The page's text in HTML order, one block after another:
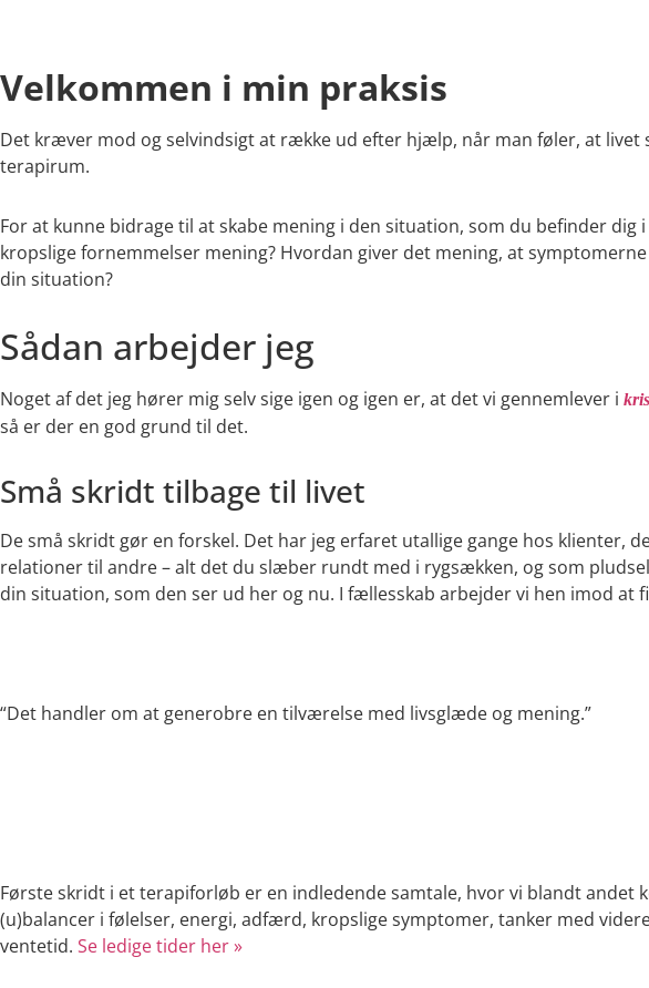
Velkommen i min praksis
Det kræver mod og selvindsigt at række ud efter hjælp, når man føler, at
terapirum.
For at kunne bidrage til at skabe mening i den situation, som du befinder
kropslige fornemmelser mening? Hvordan giver det mening, at
din situation?
Sådan arbejder jeg
Noget af det jeg hører mig selv sige igen og igen er, at det vi gennemlever i
så er der en god grund til det.
Små skridt tilbage til livet
De små skridt gør en forskel. Det har jeg erfaret utallige gange hos
relationer til andre – alt det du slæber rundt med i rygsækken, og som
din situation, som den ser ud her og nu. I fællesskab arbejder vi hen imod
“Det handler om at generobre en tilværelse med livsglæde og mening.”
Første skridt i et terapiforløb er en indledende samtale, hvor vi blandt
(u)balancer i følelser, energi, adfærd, kropslige symptomer, tanker med
ventetid. Se ledige tider her »